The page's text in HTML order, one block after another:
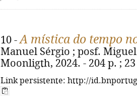
10 -A mística do tempo
Manuel Sérgio ; posf.
Moonligth, 2024. - 204 p. ;
Link persistente: http://